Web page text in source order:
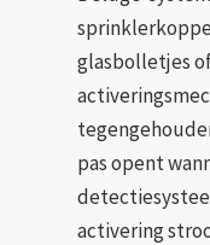
glasbolletjes
pas opent
activering